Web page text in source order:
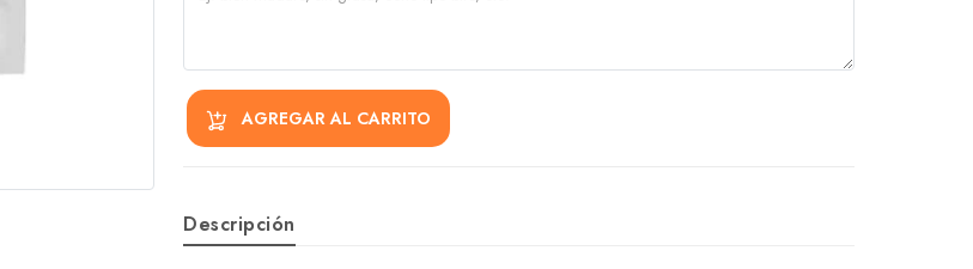
AGREGAR AL CARRITO
Descripción